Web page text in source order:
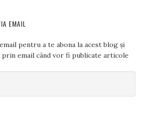
EMAIL
pentru a te abona la acest blog și
email când vor fi publicate articole